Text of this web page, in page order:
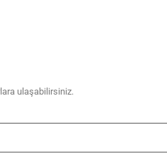
ulaşabilirsiniz.